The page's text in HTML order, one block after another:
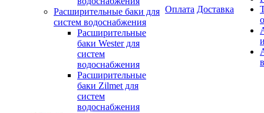
Расширительные баки для
систем водоснабжения
Расширительные
баки Wester для
систем
водоснабжения
Расширительные
баки Zilmet для
систем
водоснабжения
Оплата Доставка